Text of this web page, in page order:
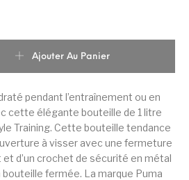
pendant l’entraînement ou en
cette élégante bouteille de 1 litre
Training. Cette bouteille tendance
à visser avec une fermeture
d’un crochet de sécurité en métal
bouteille fermée. La marque Puma
Ajouter Au Panier